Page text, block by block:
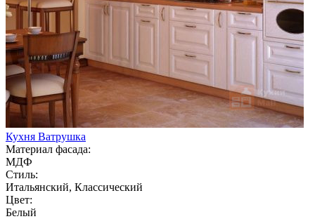
Кухня Ватрушка
Материал фасада:
МДФ
Стиль:
Итальянский, Классический
Цвет:
Белый